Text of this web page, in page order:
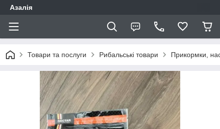
Азалія
Товари та послуги Рибальські товари Прикормки,